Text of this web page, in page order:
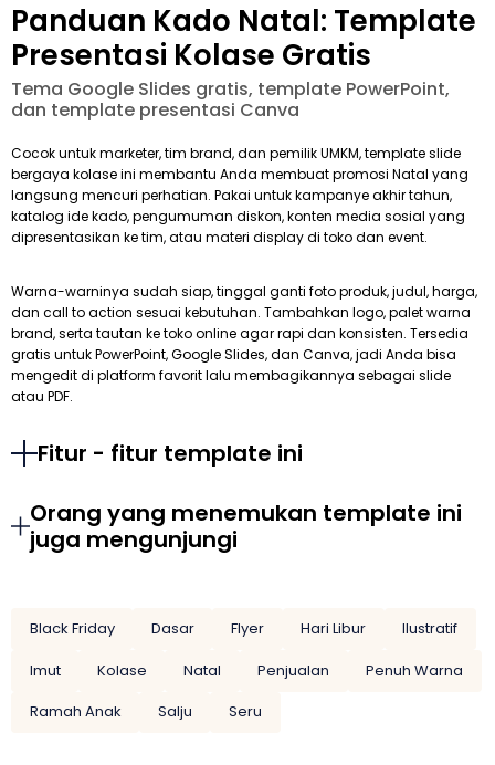
Panduan Kado Natal: Template
Presentasi Kolase Gratis
Tema Google Slides gratis, template PowerPoint,
dan template presentasi Canva
Cocok untuk marketer, tim brand, dan pemilik UMKM, template slide
bergaya kolase ini membantu Anda membuat promosi Natal yang
langsung mencuri perhatian. Pakai untuk kampanye akhir tahun,
katalog ide kado, pengumuman diskon, konten media sosial yang
dipresentasikan ke tim, atau materi display di toko dan event.
Warna-warninya sudah siap, tinggal ganti foto produk, judul, harga,
dan call to action sesuai kebutuhan. Tambahkan logo, palet warna
brand, serta tautan ke toko online agar rapi dan konsisten. Tersedia
gratis untuk PowerPoint, Google Slides, dan Canva, jadi Anda bisa
mengedit di platform favorit lalu membagikannya sebagai slide
atau PDF.
Fitur - fitur template ini
Orang yang menemukan template ini
juga mengunjungi
Black Friday Dasar Flyer Hari Libur
Ilustratif
Imut
Kolase Natal Penjualan
Penuh Warna
Ramah Anak
Salju Seru